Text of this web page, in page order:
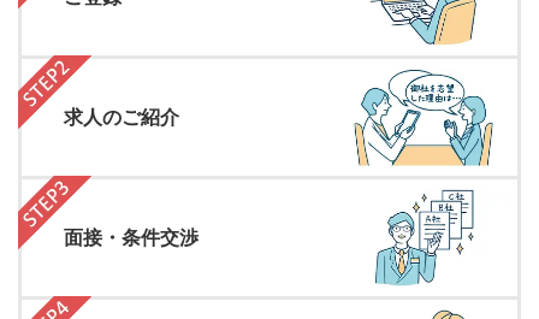
求人のご紹介
面接・条件交渉